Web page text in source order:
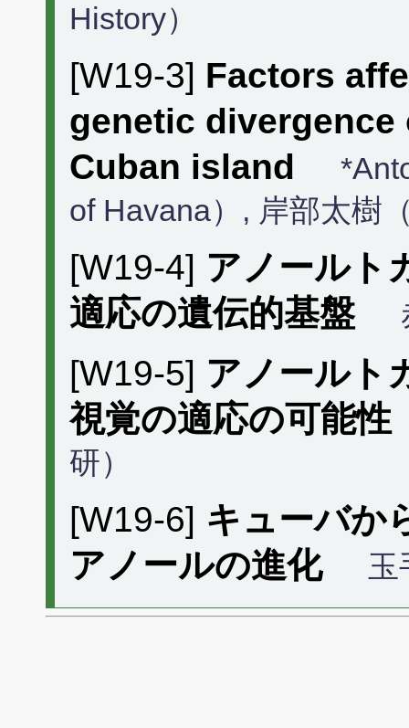
History）
[W19-3] Factors
genetic
Cuban island
of Havana）, 岸部太樹
[W19-4] アノールト
適応の遺伝的基盤
[W19-5] アノールト
視覚の適応の可能性
研）
[W19-6] キューバか
アノールの進化
玉